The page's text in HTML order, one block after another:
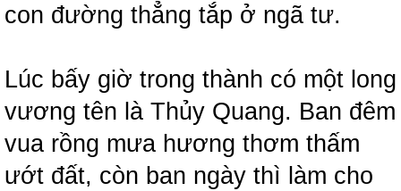
con đường thẳng tắp ở ngã tư.
Lúc bấy giờ trong thành có một long
vương tên là Thủy Quang. Ban đêm
vua rồng mưa hương thơm thấm
ướt đất, còn ban ngày thì làm cho